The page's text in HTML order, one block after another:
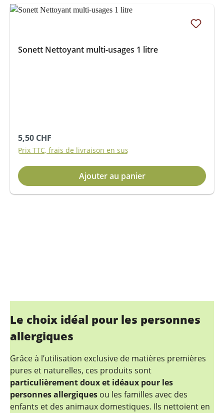
Sonett Nettoyant multi-usages 1 litre
Prix régulier :
5,50 CHF
Prix TTC, frais de livraison en sus
Ajouter au panier
Le choix idéal pour les personnes
allergiques
Grâce à l’utilisation exclusive de matières premières
pures et naturelles, ces produits sont
particulièrement doux et idéaux pour les
personnes allergiques ou les familles avec des
enfants et des animaux domestiques. Ils nettoient en